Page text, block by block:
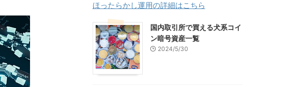
ほったらかし運用の詳細はこちら
国内取引所で買える犬系コイ
ン暗号資産一覧
2024/5/30